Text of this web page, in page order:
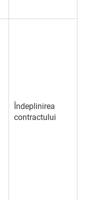
Îndeplinirea
contractului